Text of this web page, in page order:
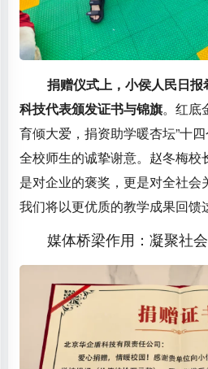
捐赠仪式上，小侯人民日
科技代表颁发证书与锦旗。红底
育倾大爱，捐资助学暖杏坛”十
全校师生的诚挚谢意。赵冬梅校
是对企业的褒奖，更是对全社会
我们将以更优质的教学成果回馈
媒体桥梁作用：凝聚社